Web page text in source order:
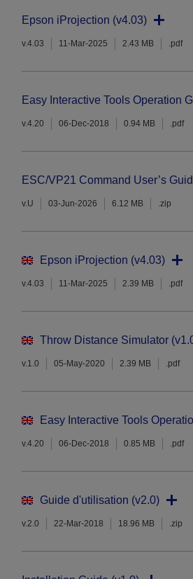
Epson iProjection (v4.03)
v.4.03 11-Mar-2025 2.43 MB .pdf
Easy Interactive Tools Operation
v.4.20 06-Dec-2018 0.94 MB .pdf
ESC/VP21 Command User’s
v.U 03-Jun-2026 6.12 MB .zip
Epson iProjection (v4.03)
v.4.03 11-Mar-2025 2.39 MB .pdf
Throw Distance Simulator
v.1.0 05-May-2020 2.39 MB .pdf
Easy Interactive Tools
v.4.20 06-Dec-2018 0.85 MB .pdf
Guide d'utilisation (v2.0)
v.2.0 22-Mar-2018 18.96 MB .zip